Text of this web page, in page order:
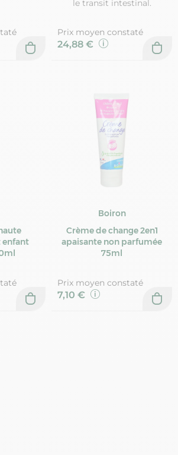
le transit intestinal.
Prix moyen constaté
24,88 €
Boiron
Crème de change 2en1
apaisante non parfumée
75ml
Prix moyen constaté
7,10 €